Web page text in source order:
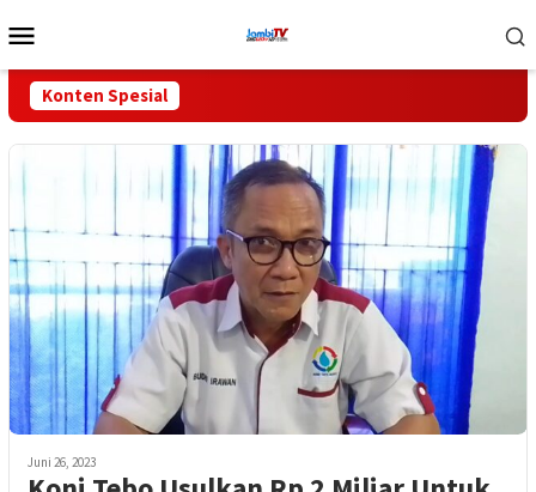
ke
Mobile
Konten Spesial
Juni 26, 2023